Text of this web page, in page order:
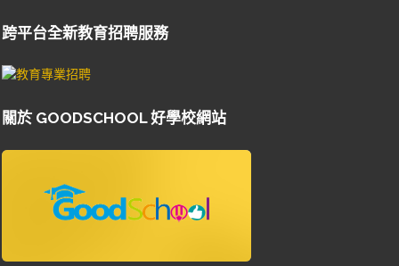
跨平台全新教育招聘服務
關於 GOODSCHOOL 好學校網站